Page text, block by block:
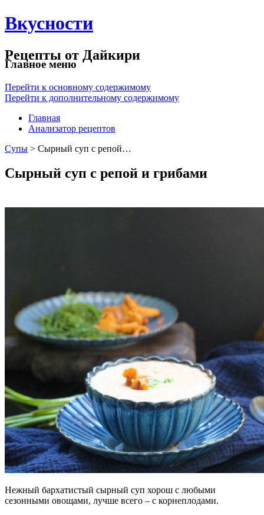
Вкусности
Рецепты от Дайкири
Главное меню
Перейти к основному содержимому
Перейти к дополнительному содержимому
Главная
Анализатор рецептов
Супы > Сырный суп с репой…
Сырный суп с репой и грибами
Нежный бархатистый сырный суп хорош с любыми
сезонными овощами, лучше всего – с корнеплодами.